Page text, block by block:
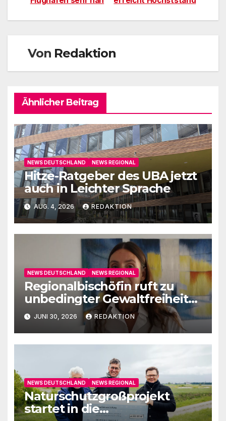
Von Redaktion
Ähnlicher Beitrag
NEWS DEUTSCHLAND NEWS REGIONAL
Hitze-Ratgeber des UBA jetzt
auch in Leichter Sprache
AUG. 4, 2026 REDAKTION
NEWS DEUTSCHLAND NEWS REGIONAL
Regionalbischöfin ruft zu
unbedingter Gewaltfreiheit
aufJUNI 30, 2026 REDAKTION
NEWS DEUTSCHLAND NEWS REGIONAL
Naturschutzgroßprojekt
startet in die